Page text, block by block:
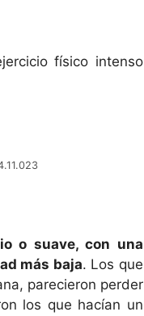
físico intenso
o suave, con una
más baja. Los que
parecieron perder
los que hacían un